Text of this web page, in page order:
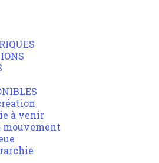
à venir
mouvement